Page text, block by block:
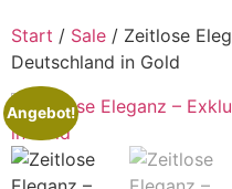
Start / Sale / Zeitlose
Deutschland in Gold
Angebot!